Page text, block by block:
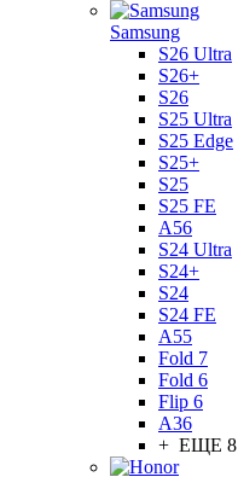
Samsung
S26 Ultra
S26+
S26
S25 Ultra
S25 Edge
S25+
S25
S25 FE
A56
S24 Ultra
S24+
S24
S24 FE
A55
Fold 7
Fold 6
Flip 6
A36
+ ЕЩЕ 8